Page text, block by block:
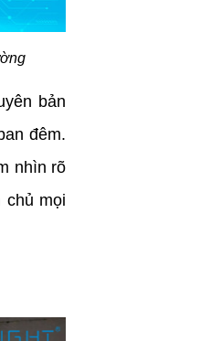
bản
đêm.
nhìn rõ
chủ mọi